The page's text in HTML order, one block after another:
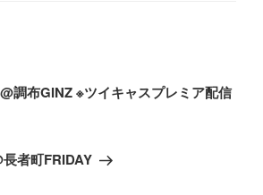
調布GINZ ※ツイキャスプレミア配信
者町FRIDAY